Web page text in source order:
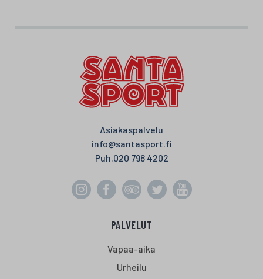
Asiakaspalvelu
info@santasport.fi
Puh.020 798 4202
PALVELUT
Vapaa-aika
Urheilu